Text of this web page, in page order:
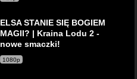
ELSA STANIE SIĘ BOGIEM
MAGII? | Kraina Lodu 2 -
nowe smaczki!
1080p